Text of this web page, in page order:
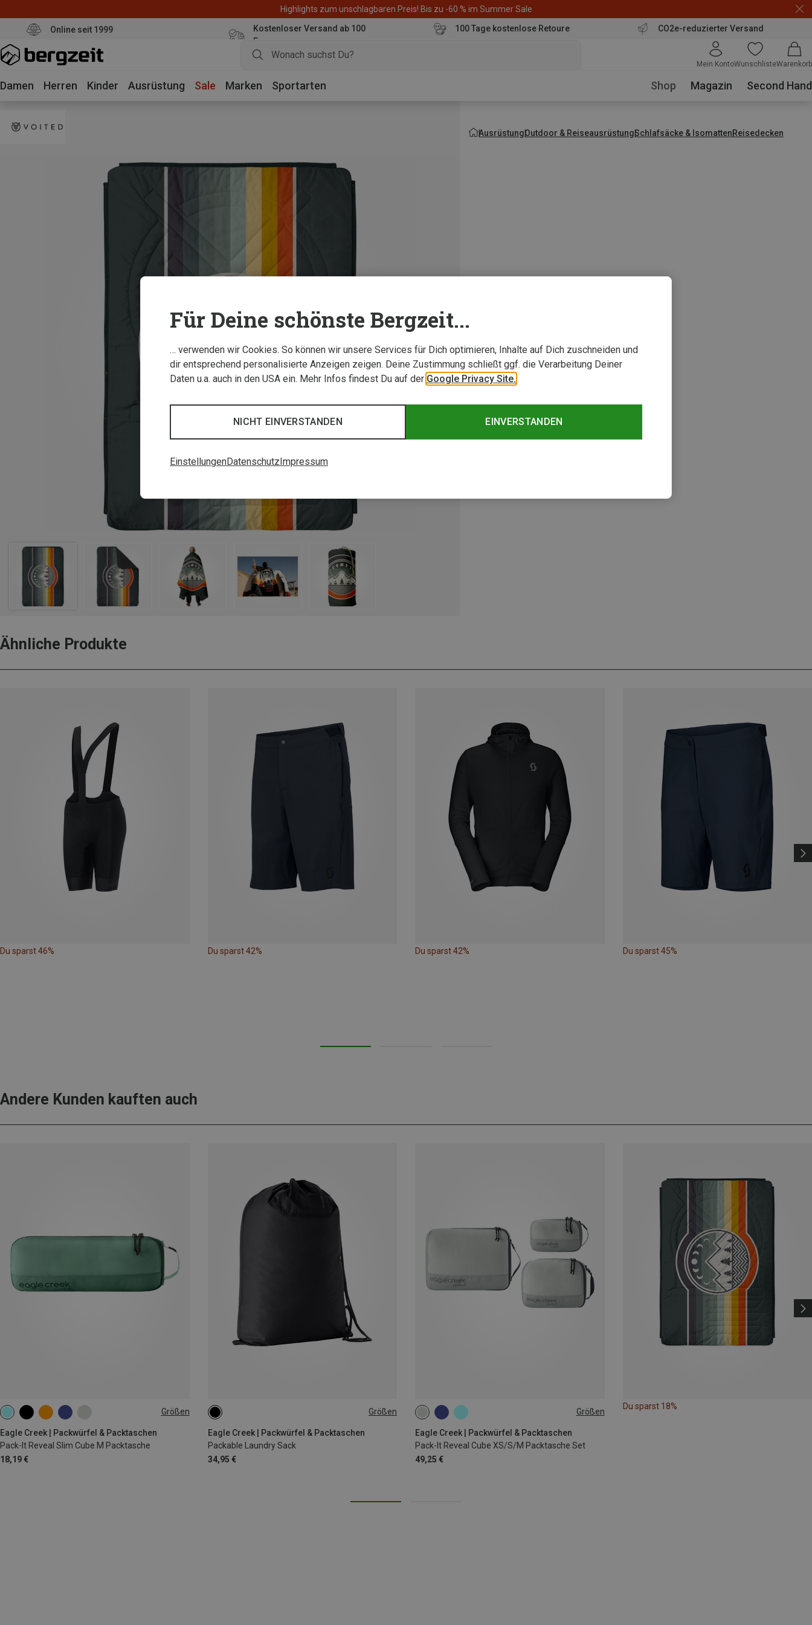
Highlights zum unschlagbaren Preis! Bis zu -60 % im Summer Sale
Online seit 1999
Kostenloser Versand ab 100
Euro
100 Tage kostenlose Retoure CO2e-reduzierter Versand
Mein KontoWunschlisteWarenkorb
Damen Herren Kinder Ausrüstung Sale Marken Sportarten Shop Magazin Second Hand
AusrüstungOutdoor & ReiseausrüstungSchlafsäcke & IsomattenReisedecken
Ähnliche Produkte
Du sparst 46% Du sparst 42% Du sparst 42% Du sparst 45%
Andere Kunden kauften auch
Größen
Eagle Creek | Packwürfel & Packtaschen
Pack-It Reveal Slim Cube M Packtasche
18,19 €
2L | M Größen
Eagle Creek | Packwürfel & Packtaschen
Packable Laundry Sack
34,95 €
ONE SIZE Größen
Eagle Creek | Packwürfel & Packtaschen
Pack-It Reveal Cube XS/S/M Packtasche Set
49,25 €
ONE SIZE
Du sparst 18%
Für Deine schönste Bergzeit...
… verwenden wir Cookies. So können wir unsere Services für Dich optimieren, Inhalte auf Dich zuschneiden und
dir entsprechend personalisierte Anzeigen zeigen. Deine Zustimmung schließt ggf. die Verarbeitung Deiner
Daten u.a. auch in den USA ein. Mehr Infos findest Du auf der Google Privacy Site.
EINVERSTANDEN
NICHT EINVERSTANDEN
EinstellungenDatenschutz Impressum